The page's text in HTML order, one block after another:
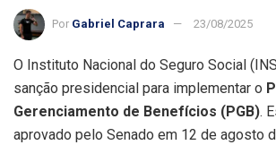
Por Gabriel Caprara 23/08/2025
O Instituto Nacional do Seguro Social
sanção presidencial para implementar o
Gerenciamento de Benefícios (PGB).
aprovado pelo Senado em 12 de agosto